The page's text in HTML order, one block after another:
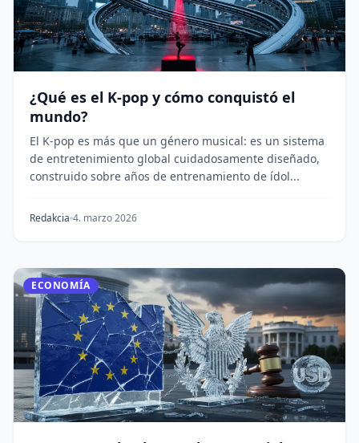
¿Qué es el K-pop y cómo conquistó el
mundo?
El K-pop es más que un género musical: es un sistema
de entretenimiento global cuidadosamente diseñado,
construido sobre años de entrenamiento de ídol...
Redakcia 4. marzo 2026
ECONOMÍA